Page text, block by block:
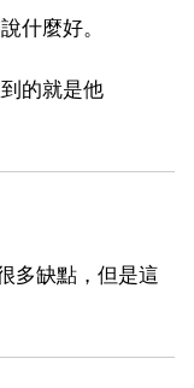
什麼好。
的就是他
多缺點，但是這